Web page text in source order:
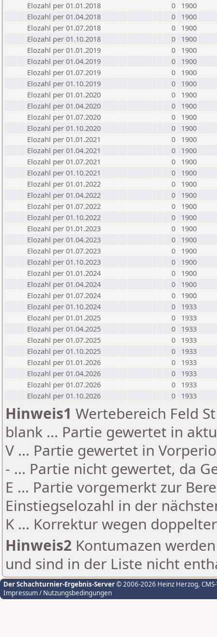
Elozahl per 01.01.2018
0
1900
Elozahl per 01.04.2018
0
1900
Elozahl per 01.07.2018
0
1900
Elozahl per 01.10.2018
0
1900
Elozahl per 01.01.2019
0
1900
Elozahl per 01.04.2019
0
1900
Elozahl per 01.07.2019
0
1900
Elozahl per 01.10.2019
0
1900
Elozahl per 01.01.2020
0
1900
Elozahl per 01.04.2020
0
1900
Elozahl per 01.07.2020
0
1900
Elozahl per 01.10.2020
0
1900
Elozahl per 01.01.2021
0
1900
Elozahl per 01.04.2021
0
1900
Elozahl per 01.07.2021
0
1900
Elozahl per 01.10.2021
0
1900
Elozahl per 01.01.2022
0
1900
Elozahl per 01.04.2022
0
1900
Elozahl per 01.07.2022
0
1900
Elozahl per 01.10.2022
0
1900
Elozahl per 01.01.2023
0
1900
Elozahl per 01.04.2023
0
1900
Elozahl per 01.07.2023
0
1900
Elozahl per 01.10.2023
0
1900
Elozahl per 01.01.2024
0
1900
Elozahl per 01.04.2024
0
1900
Elozahl per 01.07.2024
0
1900
Elozahl per 01.10.2024
0
1933
Elozahl per 01.01.2025
0
1933
Elozahl per 01.04.2025
0
1933
Elozahl per 01.07.2025
0
1933
Elozahl per 01.10.2025
0
1933
Elozahl per 01.01.2026
0
1933
Elozahl per 01.04.2026
0
1933
Elozahl per 01.07.2026
0
1933
Elozahl per 01.10.2026
0 1933
Hinweis1 Wertebereich Feld
blank ... Partie gewertet in
V ... Partie gewertet in
- ... Partie nicht gewertet, da
E ... Partie vorgemerkt zur
Einstiegselozahl in der
K ... Korrektur wegen
Hinweis2 Kontumazen
und sind in der Liste nicht
Der Schachturnier-Ergebnis-Server© 2006-2026 Heinz Herzog,
Impressum / Nutzungsbedingungen